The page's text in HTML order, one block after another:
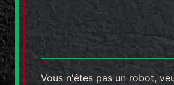
Vous n'êtes pas un robot,